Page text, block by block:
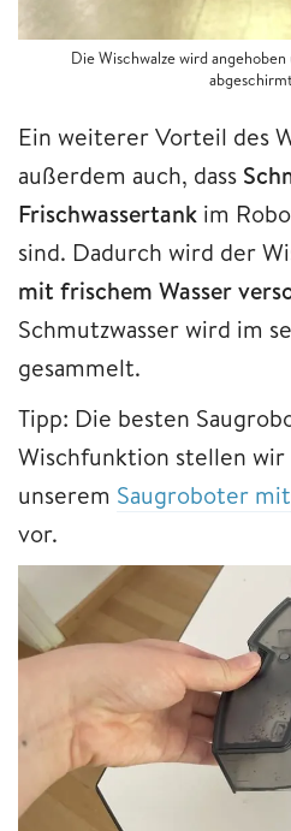
Die Wischwalze wird
Ein weiterer Vorteil des
außerdem auch, dass
Frischwassertank im
sind. Dadurch wird der
mit frischem Wasser
Schmutzwasser wird im
gesammelt.
Tipp: Die besten
Wischfunktion stellen
unserem Saugroboter
vor.